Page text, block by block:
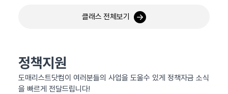
클래스 전체보기
정책지원
도매리스트닷컴이 여러분들의 사업을 도울수 있게 정책자금 소식
을 빠르게 전달드립니다!